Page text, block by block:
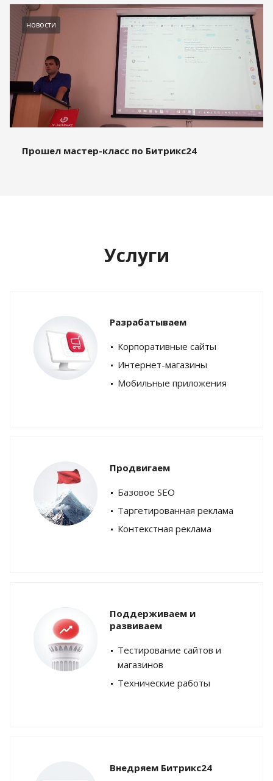
новости
Прошел мастер-класс по Битрикс24
Услуги
Разрабатываем
Корпоративные сайты
Интернет-магазины
Мобильные приложения
Продвигаем
Базовое SEO
Таргетированная реклама
Контекстная реклама
Поддерживаем и
развиваем
Тестирование сайтов и
магазинов
Технические работы
Внедряем Битрикс24